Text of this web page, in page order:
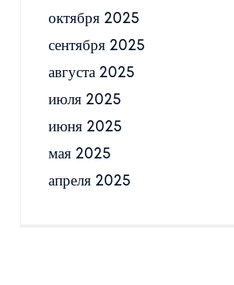
октября 2025
сентября 2025
августа 2025
июля 2025
июня 2025
мая 2025
апреля 2025